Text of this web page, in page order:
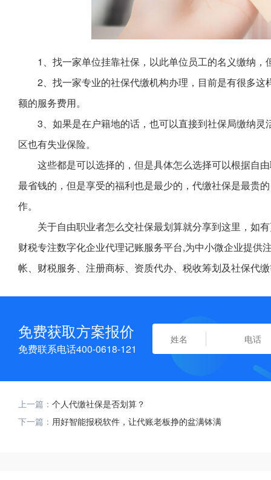
1、找一家单位挂靠社保，以此单位员工的名义缴纳，
2、找一家专业的社保代缴机构办理，目前是有很多
额的服务费用。
3、如果是在户籍地的话，也可以直接到社保局缴纳
区也有失业保险。
这些都是可以选择的，但是具体怎么选择可以根据自
最省钱的，但是享受的福利也是最少的，代缴社保是最贵
作。
关于自由职业者怎么交社保最划算就分享到这里，如
财税专注数字化企业代理记账服务平台,为中小微企业提
帐、财税服务、注册商标、资质代办、税收筹划及社保代
免费获取方案报价
免费联系电话400-0618-121
上一篇： 个人代缴社保是否划算？
下一篇： 用好智能报税软件，让代账老板挣的盆满钵满